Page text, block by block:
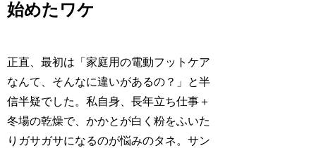
始めたワケ
正直、最初は「家庭用の電動フットケア
なんて、そんなに違いがあるの？」と半
信半疑でした。私自身、長年立ち仕事＋
冬場の乾燥で、かかとが白く粉をふいた
りガサガサになるのが悩みのタネ。サン